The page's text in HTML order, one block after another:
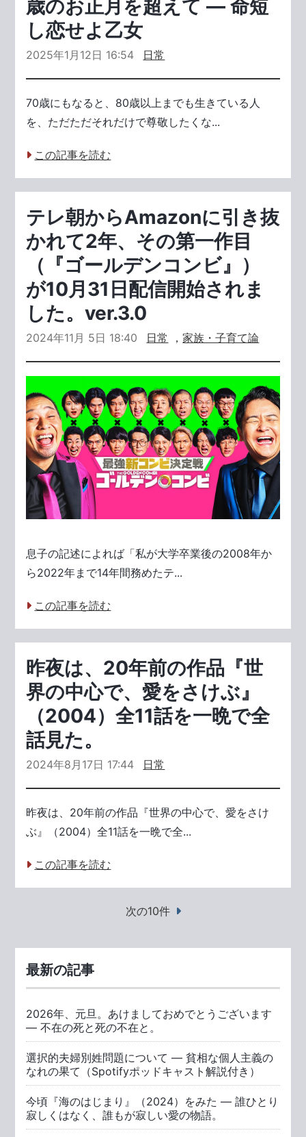
歳のお正月を超えて ― 命短
し恋せよ乙女
2025年1月12日 16:54 日常
70歳にもなると、80歳以上までも生きている人
を、ただただそれだけで尊敬したくな...
この記事を読む
テレ朝からAmazonに引き抜
かれて2年、その第一作目
（『ゴールデンコンビ』）
が10月31日配信開始されま
した。ver.3.0
2024年11月 5日 18:40 日常 ，家族・子育て論
息子の記述によれば「私が大学卒業後の2008年か
ら2022年まで14年間務めたテ...
この記事を読む
昨夜は、20年前の作品『世
界の中心で、愛をさけぶ』
（2004）全11話を一晩で全
話見た。
2024年8月17日 17:44 日常
昨夜は、20年前の作品『世界の中心で、愛をさけ
ぶ』（2004）全11話を一晩で全...
この記事を読む
次の10件
最新の記事
2026年、元旦。あけましておめでとうございます
― 不在の死と死の不在と。
選択的夫婦別姓問題について ― 貧相な個人主義の
なれの果て（Spotifyポッドキャスト解説付き）
今頃『海のはじまり』（2024）をみた ― 誰ひとり
寂しくはなく、誰もが寂しい愛の物語。